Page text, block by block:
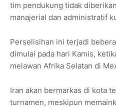
tim pendukung tidak
manajerial dan administratif
Perselisihan ini terjadi
dimulai pada hari Kamis,
melawan Afrika Selatan di
Iran akan bermarkas di kota
turnamen, meskipun